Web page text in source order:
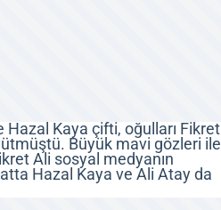
Kaya çifti, oğulları Fikret
Büyük mavi gözleri ile
Ali sosyal medyanın
Hazal Kaya ve Ali Atay da